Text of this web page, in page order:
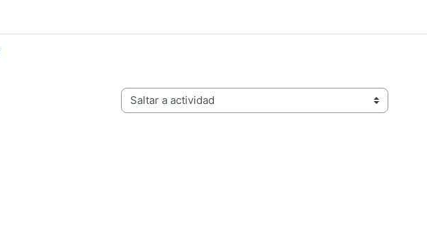
Saltar a actividad